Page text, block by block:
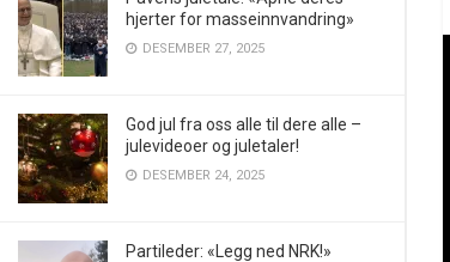
hjerter for masseinnvandring»
DESEMBER 27, 2025
God jul fra oss alle til dere alle –
julevideoer og juletaler!
DESEMBER 24, 2025
Partileder: «Legg ned NRK!»